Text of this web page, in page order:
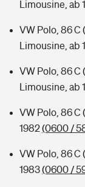
Limousine, ab
VW Polo, 86 C
Limousine, ab
VW Polo, 86 C
Limousine, ab
VW Polo, 86 C
1982(0600 /
VW Polo, 86 C
1983(0600 /